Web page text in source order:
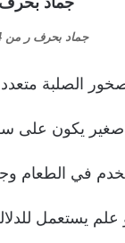
جماد بحرف ر من 4 حروف
الصلبة
صغير يكون على
في الطعام
يستعمل